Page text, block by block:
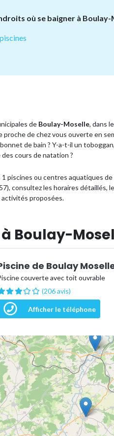
où se baigner à
de Boulay-Moselle, dans
proche de chez vous ouverte en
de bain ? Y-a-t-il un
cours de natation ?
piscines ou centres aquatiques de
consultez les horaires détaillés,
activités proposées.
à Boulay-
de Boulay
couverte avec toit ouvrable
(206 avis)
Afficher le téléphone